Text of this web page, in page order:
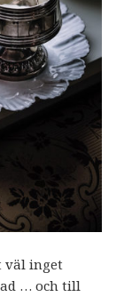
väl inget
… och till